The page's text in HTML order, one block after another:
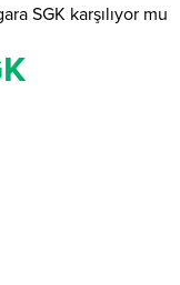
SGK karşılıyor mu